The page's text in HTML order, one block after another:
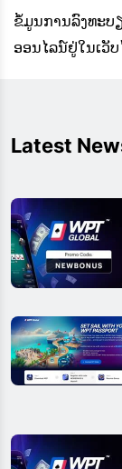
ຂໍ້ມູນການລົງທະບ
ອອນໄລນ໌ຢູ່ໃນເວັ
Latest